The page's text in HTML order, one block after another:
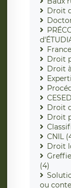
Droit
Droit
Droit
Droit
Droit
CNIL
Droit
(4)
ou